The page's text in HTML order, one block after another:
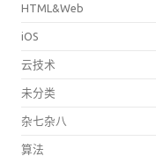
HTML&Web
iOS
云技术
未分类
杂七杂八
算法